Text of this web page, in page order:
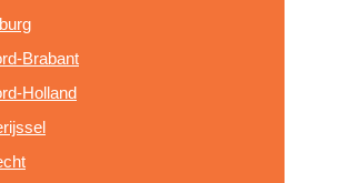
Brabant
Holland